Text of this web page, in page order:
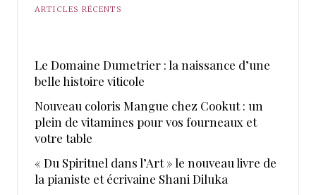
ARTICLES RÉCENTS
Le Domaine Dumetrier : la naissance d’une
belle histoire viticole
Nouveau coloris Mangue chez Cookut : un
plein de vitamines pour vos fourneaux et
votre table
« Du Spirituel dans l’Art » le nouveau livre de
la pianiste et écrivaine Shani Diluka